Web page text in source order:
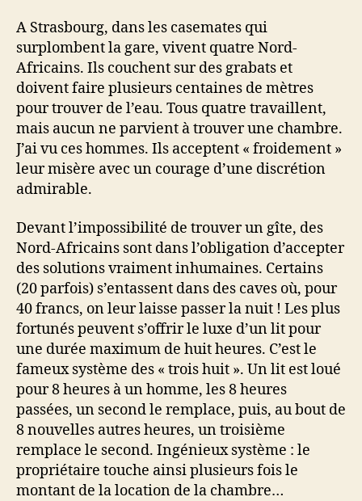
A Strasbourg, dans les casemates qui
surplombent la gare, vivent quatre Nord-
Africains. Ils couchent sur des grabats et
doivent faire plusieurs centaines de mètres
pour trouver de l’eau. Tous quatre travaillent,
mais aucun ne parvient à trouver une chambre.
J’ai vu ces hommes. Ils acceptent « froidement »
leur misère avec un courage d’une discrétion
admirable.
Devant l’impossibilité de trouver un gîte, des
Nord-Africains sont dans l’obligation d’accepter
des solutions vraiment inhumaines. Certains
(20 parfois) s’entassent dans des caves où, pour
40 francs, on leur laisse passer la nuit ! Les plus
fortunés peuvent s’offrir le luxe d’un lit pour
une durée maximum de huit heures. C’est le
fameux système des « trois huit ». Un lit est loué
pour 8 heures à un homme, les 8 heures
passées, un second le remplace, puis, au bout de
8 nouvelles autres heures, un troisième
remplace le second. Ingénieux système : le
propriétaire touche ainsi plusieurs fois le
montant de la location de la chambre…